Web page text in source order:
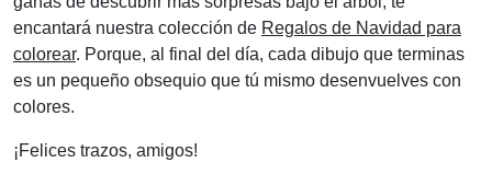
encantará nuestra colección de Regalos de Navidad para
colorear. Porque, al final del día, cada dibujo que terminas
es un pequeño obsequio que tú mismo desenvuelves con
colores.
¡Felices trazos, amigos!